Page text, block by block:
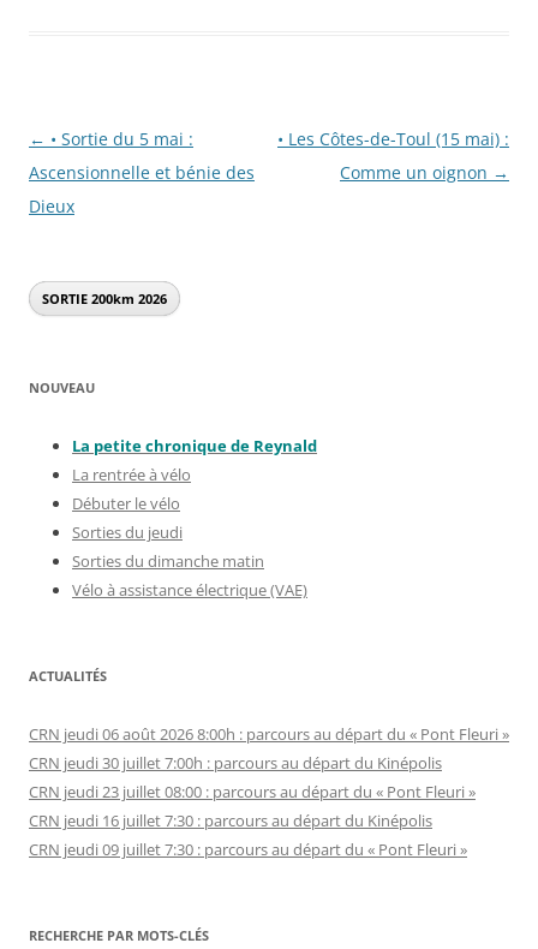
Navigation
des
articles
← • Sortie du 5 mai :
Ascensionnelle et bénie des
Dieux
• Les Côtes-de-Toul (15 mai) :
Comme un oignon →
SORTIE 200km 2026
NOUVEAU
La petite chronique de Reynald
La rentrée à vélo
Débuter le vélo
Sorties du jeudi
Sorties du dimanche matin
Vélo à assistance électrique (VAE)
ACTUALITÉS
CRN jeudi 06 août 2026 8:00h : parcours au départ du « Pont Fleuri »
CRN jeudi 30 juillet 7:00h : parcours au départ du Kinépolis
CRN jeudi 23 juillet 08:00 : parcours au départ du « Pont Fleuri »
CRN jeudi 16 juillet 7:30 : parcours au départ du Kinépolis
CRN jeudi 09 juillet 7:30 : parcours au départ du « Pont Fleuri »
RECHERCHE PAR MOTS-CLÉS